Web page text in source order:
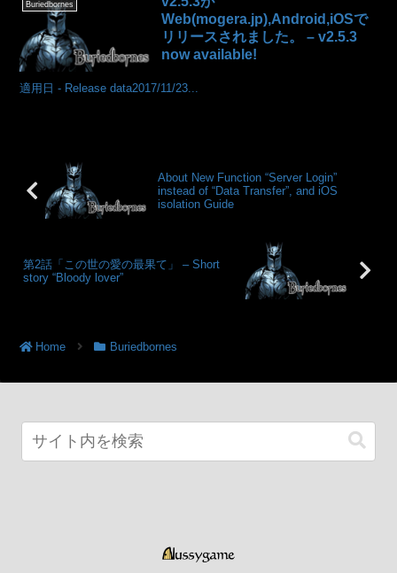
Buriedbornes
Web(mogera.jp),Android,iOSで
リリースされました。 – v2.5.3
now available!
適用日 - Release data2017/11/23...
About New Function “Server Login”
instead of “Data Transfer”, and iOS
isolation Guide
第2話「この世の愛の最果て」 – Short
story “Bloody lover”
Home Buriedbornes